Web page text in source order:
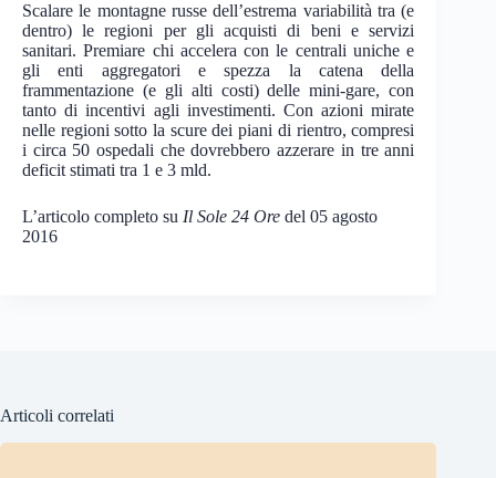
Scalare le montagne russe dell’estrema variabilità tra (e
dentro) le regioni per gli acquisti di beni e servizi
sanitari. Premiare chi accelera con le centrali uniche e
gli enti aggregatori e spezza la catena della
frammentazione (e gli alti costi) delle mini-gare, con
tanto di incentivi agli investimenti. Con azioni mirate
nelle regioni sotto la scure dei piani di rientro, compresi
i circa 50 ospedali che dovrebbero azzerare in tre anni
deficit stimati tra 1 e 3 mld.
L’articolo completo su Il Sole 24 Ore del 05 agosto
2016
Articoli correlati